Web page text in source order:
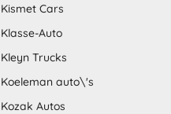
Kismet Cars
Klasse-Auto
Kleyn Trucks
Koeleman auto\'s
Kozak Autos